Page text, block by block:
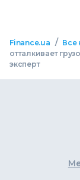
Finance.ua / Все
отталкивает
эксперт